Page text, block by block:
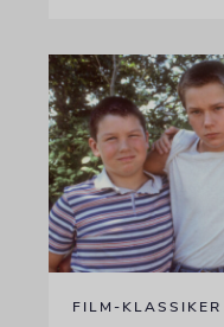
FILM-KLASSIKER